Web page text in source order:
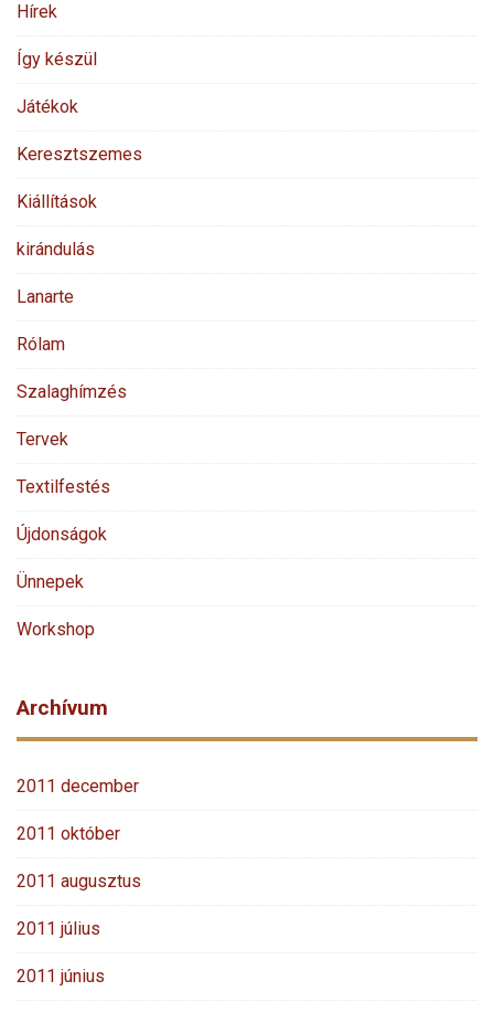
Hírek
Így készül
Játékok
Keresztszemes
Kiállítások
kirándulás
Lanarte
Rólam
Szalaghímzés
Tervek
Textilfestés
Újdonságok
Ünnepek
Workshop
Archívum
2011 december
2011 október
2011 augusztus
2011 július
2011 június